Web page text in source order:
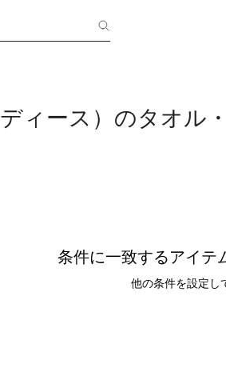
ィース）のタオル
条件に一致するアイテ
他の条件を設定し